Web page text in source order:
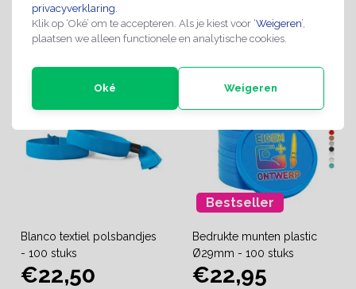
privacyverklaring
Klik op ‘Oké’ om te accepteren. Als je kiest voor ‘Weigeren’,
plaatsen we alleen functionele en analytische cookies.
Oké Weigeren
GERELATEERDE PRODUCTEN
Blanco textiel polsbandjes
- 100 stuks
€22,50
Bestseller
Bedrukte munten plastic
Ø29mm - 100 stuks
€22,95